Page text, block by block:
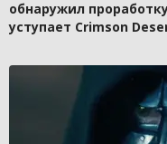
обнаружил
уступает Crimson